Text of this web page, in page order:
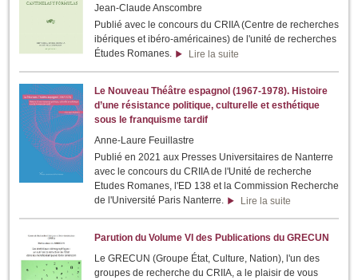
Jean-Claude Anscombre
Publié avec le concours du CRIIA (Centre de recherches
ibériques et ibéro-américaines) de l'unité de recherches
Études Romanes.
Lire la suite
Le Nouveau Théâtre espagnol (1967-1978). Histoire
d’une résistance politique, culturelle et esthétique
sous le franquisme tardif
Anne-Laure Feuillastre
Publié en 2021 aux Presses Universitaires de Nanterre
avec le concours du CRIIA de l'Unité de recherche
Etudes Romanes, l'ED 138 et la Commission Recherche
de l'Université Paris Nanterre.
Lire la suite
Parution du Volume VI des Publications du GRECUN
Le GRECUN (Groupe État, Culture, Nation), l'un des
groupes de recherche du CRIIA, a le plaisir de vous